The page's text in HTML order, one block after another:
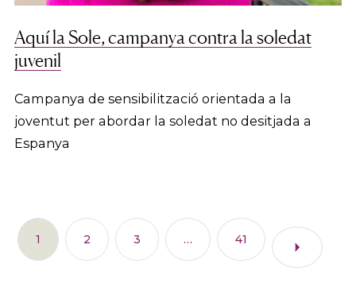
Aquí la Sole, campanya contra la soledat
juvenil
Campanya de sensibilització orientada a la
joventut per abordar la soledat no desitjada a
Espanya
1 2 3 … 41